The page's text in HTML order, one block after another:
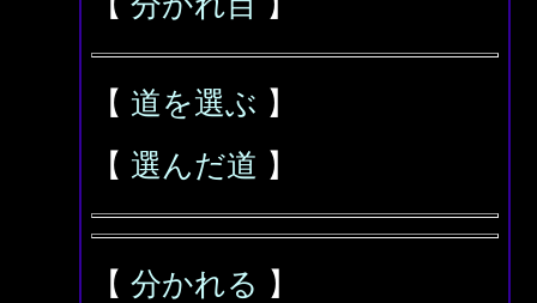
【 道を選ぶ 】
【 選んだ道 】
【 分かれる 】